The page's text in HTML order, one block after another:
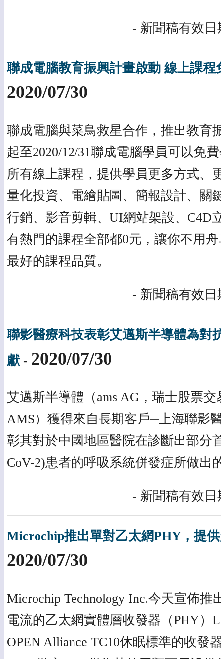
- 新聞稿有效日
聯成電腦教育振興計畫啟動 線上課程
2020/07/30
聯成電腦與菜鳥救星合作，推出教育
起至2020/12/31聯成電腦學員可以免
所有線上課程，提供學員更多方式、
量化投資、電繪貼圖、簡報設計、關
行銷、影音剪輯、UI網站架設、
有熱門的課程全部都0元，讓你不用
最好的課程品質。
- 新聞稿有效日
聯影醫療科技表彰艾邁斯半導體為對
獻 - 2020/07/30
艾邁斯半導體（ams AG，瑞士股票
AMS）獲得來自長期客戶─上海聯影
彰其對於中國地區醫院在診斷出部分
CoV-2)患者的呼吸系統併發症所做出
- 新聞稿有效日
Microchip推出單對乙太網PHY，提
2020/07/30
Microchip Technology Inc.今天宣佈推
電流的乙太網實體層收發器（PHY）
OPEN Alliance TC10休眠標準的收發